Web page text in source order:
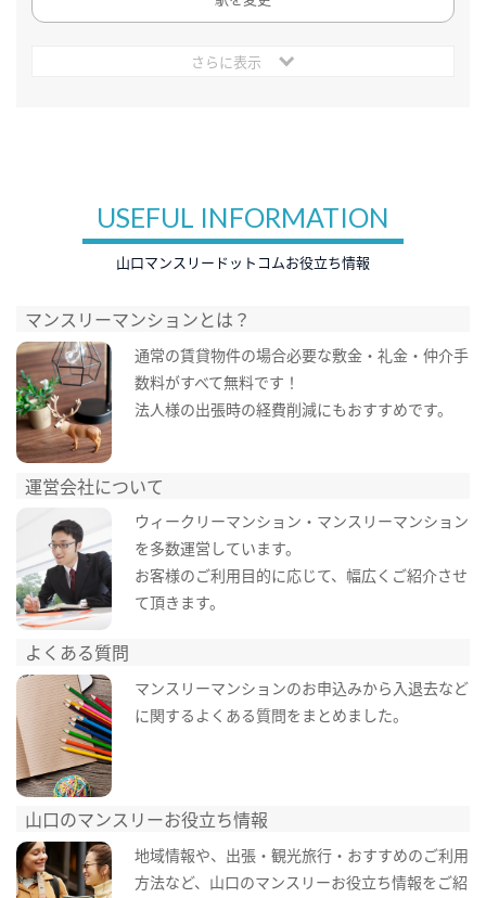
さらに表示
USEFUL INFORMATION
山口マンスリードットコムお役立ち情報
マンスリーマンションとは？
通常の賃貸物件の場合必要な敷金・礼金・仲介手
数料がすべて無料です！
法人様の出張時の経費削減にもおすすめです。
運営会社について
ウィークリーマンション・マンスリーマンション
を多数運営しています。
お客様のご利用目的に応じて、幅広くご紹介させ
て頂きます。
よくある質問
マンスリーマンションのお申込みから入退去など
に関するよくある質問をまとめました。
山口のマンスリーお役立ち情報
地域情報や、出張・観光旅行・おすすめのご利用
方法など、山口のマンスリーお役立ち情報をご紹